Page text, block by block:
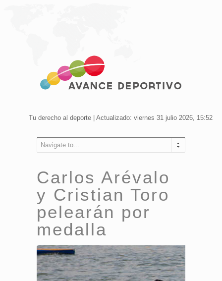
Tu derecho al deporte | Actualizado: viernes 31 julio 2026, 15:52
Navigate to...
Carlos Arévalo
y Cristian Toro
pelearán por
medalla